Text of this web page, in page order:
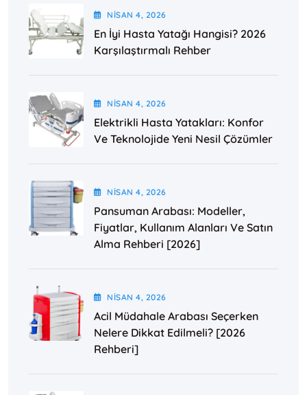
NISAN4 , 2026
En İyi Hasta Yatağı Hangisi? 2026
Karşılaştırmalı Rehber
NISAN4 , 2026
Elektrikli Hasta Yatakları: Konfor
Ve Teknolojide Yeni Nesil Çözümler
NISAN4 , 2026
Pansuman Arabası: Modeller,
Fiyatlar, Kullanım Alanları Ve Satın
Alma Rehberi [2026]
NISAN4 , 2026
Acil Müdahale Arabası Seçerken
Nelere Dikkat Edilmeli? [2026
Rehberi]